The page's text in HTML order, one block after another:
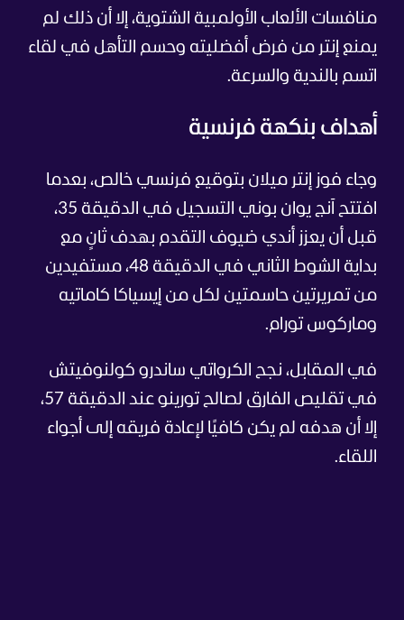
منافسات الألعاب الأولمبية الشتوية، إلا أن ذلك لم
يمنع إنتر من فرض أفضليته وحسم التأهل في لقاء
اتسم بالندية والسرعة.
أهداف بنكهة فرنسية
وجاء فوز إنتر ميلان بتوقيع فرنسي خالص، بعدما
افتتح آنج يوان بوني التسجيل في الدقيقة 35،
قبل أن يعزز أندي ضيوف التقدم بهدف ثانٍ مع
بداية الشوط الثاني في الدقيقة 48، مستفيدين
من تمريرتين حاسمتين لكل من إيسياكا كاماتيه
وماركوس تورام.
في المقابل، نجح الكرواتي ساندرو كولنوفيتش
في تقليص الفارق لصالح تورينو عند الدقيقة 57،
إلا أن هدفه لم يكن كافيًا لإعادة فريقه إلى أجواء
اللقاء.